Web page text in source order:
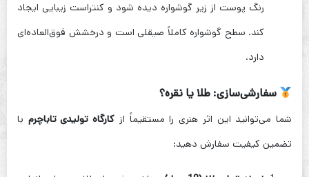
رنگ پوست از زیر گوشواره دیده شود و کنتراست زیبایی ایجاد
کند. سطح گوشواره کاملاً صیقلی است و درخشش فوق‌العاده‌ای
دارد.
سفارشی‌سازی: طلا یا نقره؟
شما می‌توانید این اثر هنری را مستقیماً از کارگاه تولیدی تاباچرم با
تضمین کیفیت سفارش دهید: